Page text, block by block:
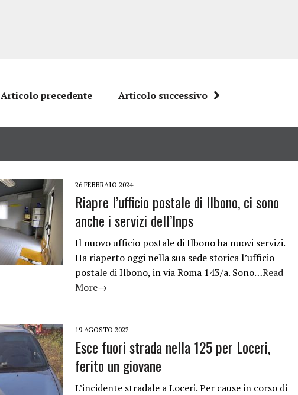
Articolo precedente Articolo successivo
26 FEBBRAIO 2024
Riapre l’ufficio postale di Ilbono, ci sono
anche i servizi dell’Inps
Il nuovo ufficio postale di Ilbono ha nuovi servizi.
Ha riaperto oggi nella sua sede storica l’ufficio
postale di Ilbono, in via Roma 143/a. Sono…Read
More→
19 AGOSTO 2022
Esce fuori strada nella 125 per Loceri,
ferito un giovane
L’incidente stradale a Loceri. Per cause in corso di